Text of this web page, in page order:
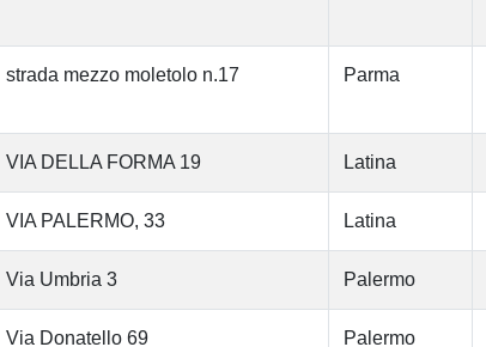
strada mezzo moletolo n.17 Parma
VIA DELLA FORMA 19 Latina
VIA PALERMO, 33 Latina
Via Umbria 3 Palermo
Via Donatello 69 Palermo